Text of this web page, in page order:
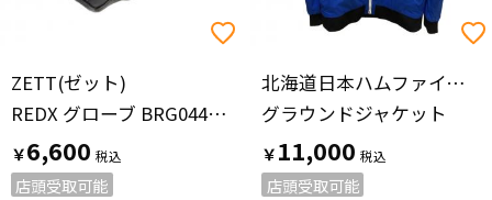
ZETT(ゼット)
REDX グローブ BRG044Z10 ブラック
￥6,600
店頭受取可能
北海道日本ハムファイターズ(ホッカイドウニッポンハムファイターズ)
グラウンドジャケット
￥11,000
店頭受取可能